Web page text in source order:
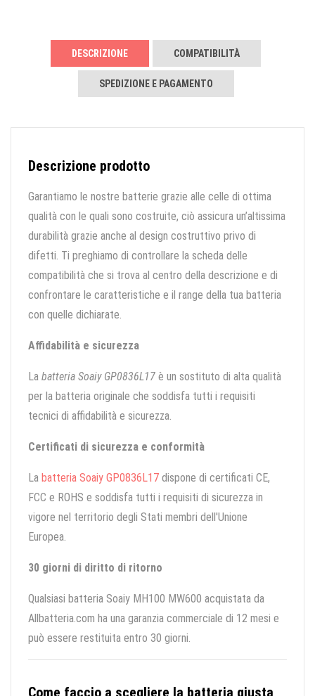
DESCRIZIONE COMPATIBILITÀ
SPEDIZIONE E PAGAMENTO
Descrizione prodotto
Garantiamo le nostre batterie grazie alle celle di ottima
qualità con le quali sono costruite, ciò assicura un’altissima
durabilità grazie anche al design costruttivo privo di
difetti. Ti preghiamo di controllare la scheda delle
compatibilità che si trova al centro della descrizione e di
confrontare le caratteristiche e il range della tua batteria
con quelle dichiarate.
Affidabilità e sicurezza
La batteria Soaiy GP0836L17 è un sostituto di alta qualità
per la batteria originale che soddisfa tutti i requisiti
tecnici di affidabilità e sicurezza.
Certificati di sicurezza e conformità
La batteria Soaiy GP0836L17 dispone di certificati CE,
FCC e ROHS e soddisfa tutti i requisiti di sicurezza in
vigore nel territorio degli Stati membri dell'Unione
Europea.
30 giorni di diritto di ritorno
Qualsiasi batteria Soaiy MH100 MW600 acquistata da
Allbatteria.com ha una garanzia commerciale di 12 mesi e
può essere restituita entro 30 giorni.